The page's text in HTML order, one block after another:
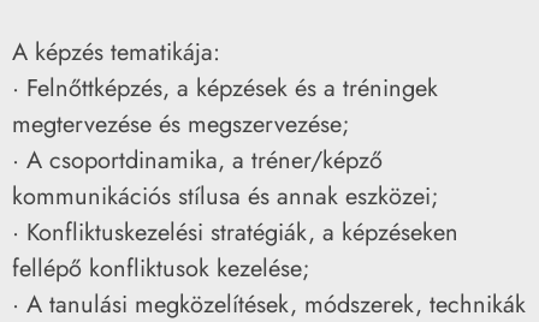
A képzés tematikája:
· Felnőttképzés, a képzések és a tréningek
megtervezése és megszervezése;
· A csoportdinamika, a tréner/képző
kommunikációs stílusa és annak eszközei;
· Konfliktuskezelési stratégiák, a képzéseken
fellépő konfliktusok kezelése;
· A tanulási megközelítések, módszerek, technikák